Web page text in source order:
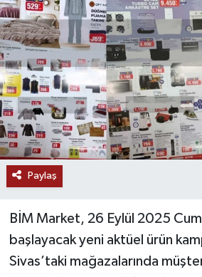
Paylaş
BİM Market, 26 Eylül 2025
başlayacak yeni aktüel ürün
Sivas’taki mağazalarında
SAĞLIK
SİYASET
SOSYAL YARDIMLAR
SPONSORLU YAZI
SPOR
YAŞAM